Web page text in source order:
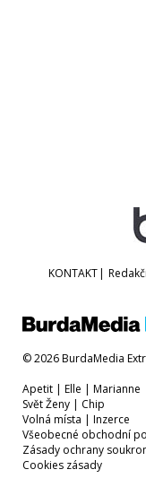
KONTAKT
© 2026 BurdaMedia
Apetit
Elle
Marianne
Svět Ženy
Chip
Volná místa
Inzerce
Všeobecné obchodní
Zásady ochrany
Cookies zásady